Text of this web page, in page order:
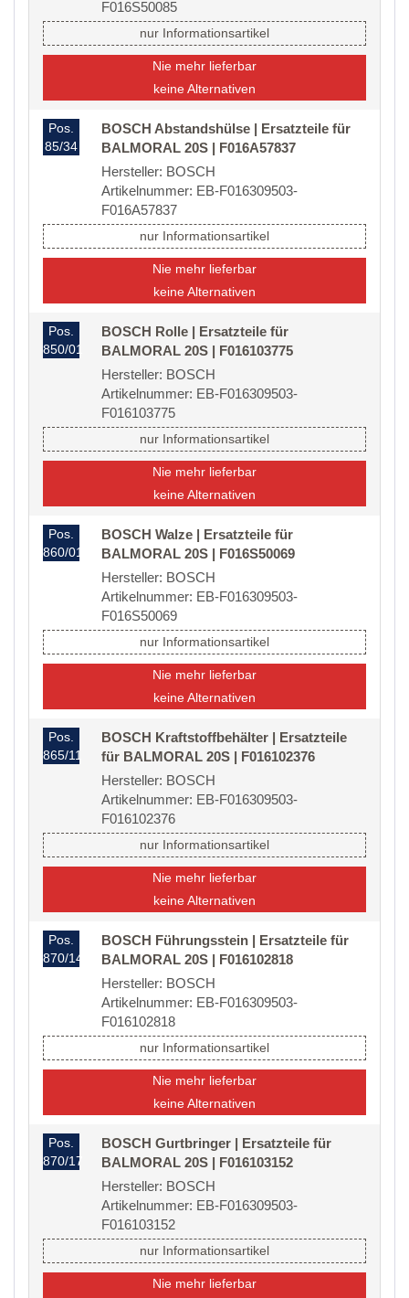
F016S50085
nur Informationsartikel
Nie mehr lieferbar
keine Alternativen
Pos.
85/34
BOSCH Abstandshülse | Ersatzteile für
BALMORAL 20S | F016A57837
Hersteller: BOSCH
Artikelnummer: EB-F016309503-
F016A57837
nur Informationsartikel
Nie mehr lieferbar
keine Alternativen
Pos.
850/01
BOSCH Rolle | Ersatzteile für
BALMORAL 20S | F016103775
Hersteller: BOSCH
Artikelnummer: EB-F016309503-
F016103775
nur Informationsartikel
Nie mehr lieferbar
keine Alternativen
Pos.
860/01
BOSCH Walze | Ersatzteile für
BALMORAL 20S | F016S50069
Hersteller: BOSCH
Artikelnummer: EB-F016309503-
F016S50069
nur Informationsartikel
Nie mehr lieferbar
keine Alternativen
Pos.
865/11
BOSCH Kraftstoffbehälter | Ersatzteile
für BALMORAL 20S | F016102376
Hersteller: BOSCH
Artikelnummer: EB-F016309503-
F016102376
nur Informationsartikel
Nie mehr lieferbar
keine Alternativen
Pos.
870/14
BOSCH Führungsstein | Ersatzteile für
BALMORAL 20S | F016102818
Hersteller: BOSCH
Artikelnummer: EB-F016309503-
F016102818
nur Informationsartikel
Nie mehr lieferbar
keine Alternativen
Pos.
870/17
BOSCH Gurtbringer | Ersatzteile für
BALMORAL 20S | F016103152
Hersteller: BOSCH
Artikelnummer: EB-F016309503-
F016103152
nur Informationsartikel
Nie mehr lieferbar